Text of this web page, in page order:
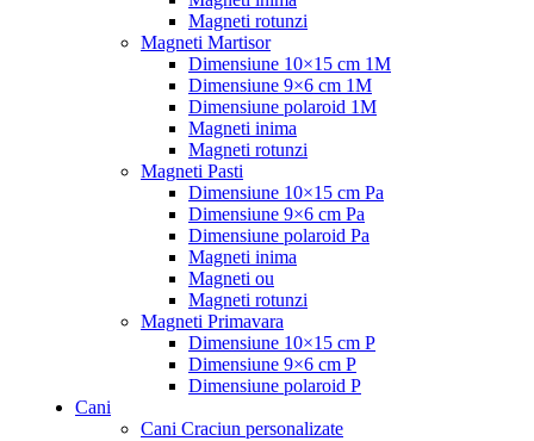
Magneti rotunzi
Magneti Martisor
Dimensiune 10×15 cm 1M
Dimensiune 9×6 cm 1M
Dimensiune polaroid 1M
Magneti inima
Magneti rotunzi
Magneti Pasti
Dimensiune 10×15 cm Pa
Dimensiune 9×6 cm Pa
Dimensiune polaroid Pa
Magneti inima
Magneti ou
Magneti rotunzi
Magneti Primavara
Dimensiune 10×15 cm P
Dimensiune 9×6 cm P
Dimensiune polaroid P
Cani
Cani Craciun personalizate